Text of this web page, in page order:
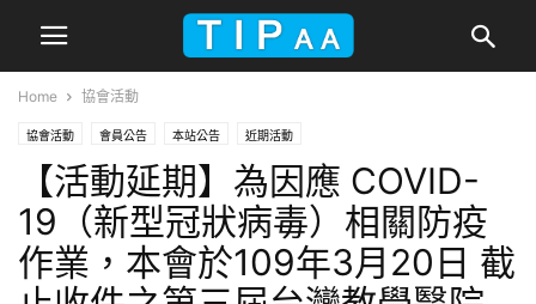
Home 協會活動
協會活動 會員公告 本站公告 近期活動
【活動延期】為因應 COVID-
19（新型冠狀病毒）相關防疫
作業，本會於109年3月20日 截